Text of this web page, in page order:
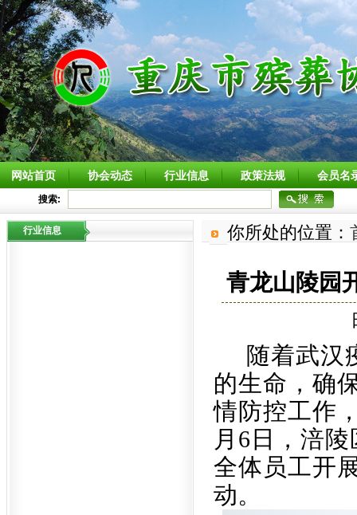
网站首页 协会动态 行业信息 政策法规 会员名
搜索:
行业信息 你所处的位置：
青龙山陵园
随着武汉
的生命，确
情防控工作
月6日， 涪陵
全体员工开
动。